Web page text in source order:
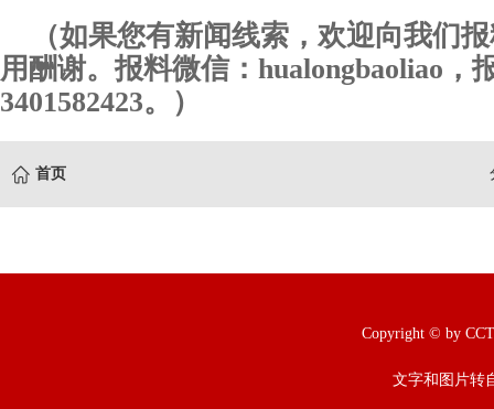
（如果您有新闻线索，欢迎向我们
用酬谢。报料微信：hualongbaoliao，
3401582423。）
首页
Copyright © by
文字和图片转